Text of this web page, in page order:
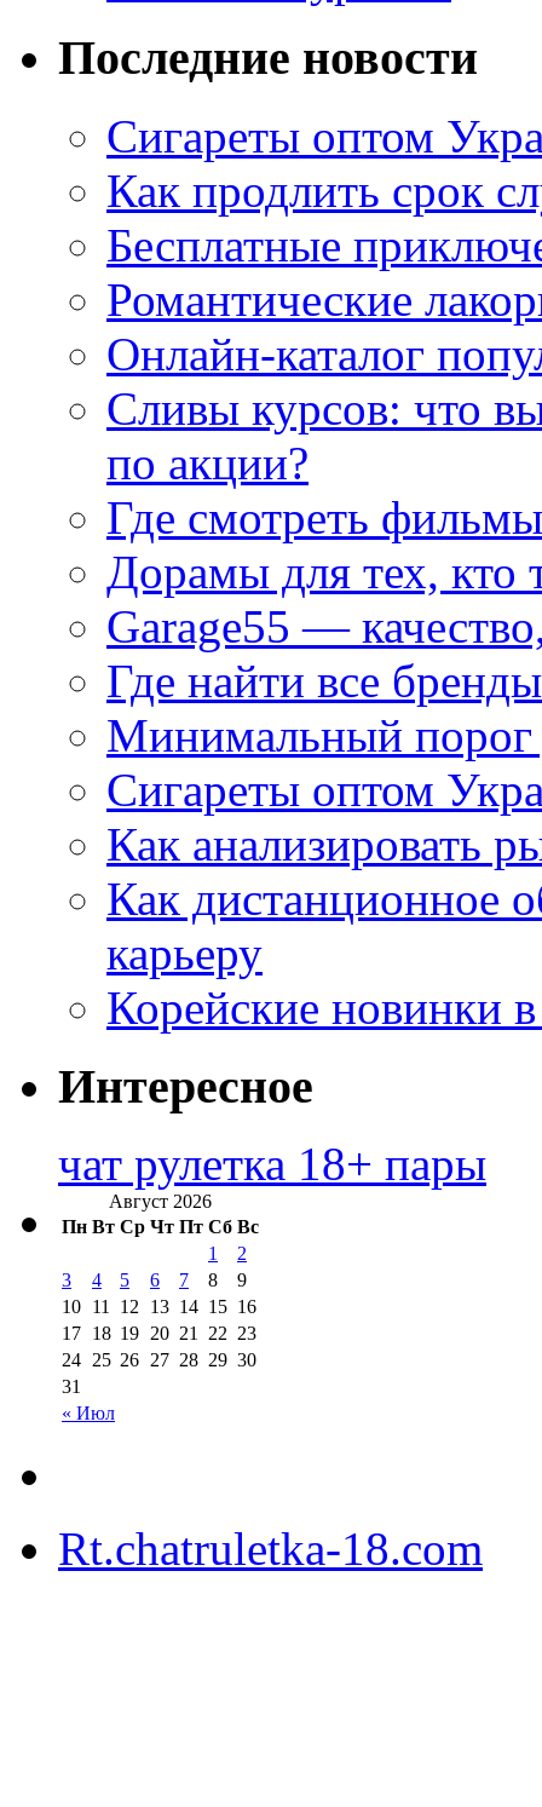
Последние новости
Сигареты оптом
Как продлить срок
Бесплатные
Романтические
Онлайн-каталог
Сливы курсов: что
по акции?
Где смотреть
Дорамы для тех, кто
Garage55 —
Где найти все
Минимальный порог
Сигареты оптом
Как анализировать
Как дистанционное
карьеру
Корейские новинки
Интересное
чат рулетка 18+ пары
Август 2026
Пн Вт Ср Чт Пт Сб Вс
« Июл
1
2
3
4 5 6 7 8
9
10 11 12 13 14 15 16
17 18 19 20 21 22 23
24 25 26 27 28 29 30
31
Rt.chatruletka-18.com